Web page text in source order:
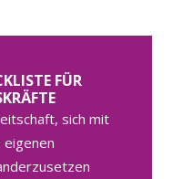
FÜR
sich mit